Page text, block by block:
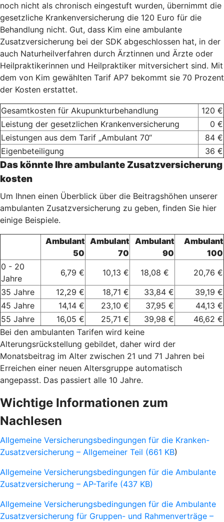
noch nicht als chronisch eingestuft wurden, übernimmt die
gesetzliche Krankenversicherung die 120 Euro für die
Behandlung nicht. Gut, dass Kim eine ambulante
Zusatzversicherung bei der SDK abgeschlossen hat, in der
auch Naturheilverfahren durch Ärztinnen und Ärzte oder
Heilpraktikerinnen und Heilpraktiker mitversichert sind. Mit
dem von Kim gewählten Tarif AP7 bekommt sie 70 Prozent
der Kosten erstattet.
Gesamtkosten für Akupunkturbehandlung
120 €
Leistung der gesetzlichen Krankenversicherung
0 €
Leistungen aus dem Tarif „Ambulant 70“
84 €
Eigenbeteiligung
36 €
Das könnte Ihre ambulante Zusatzversicherung
kosten
Um Ihnen einen Überblick über die Beitragshöhen unserer
ambulanten Zusatzversicherung zu geben, finden Sie hier
einige Beispiele.
Ambulant
50
Ambulant
70
Ambulant
90
Ambulant
100
0 - 20
Jahre
6,79 € 10,13 € 18,08 €
20,76 €
35 Jahre
12,29 € 18,71 € 33,84 €
39,19 €
45 Jahre
14,14 € 23,10 € 37,95 €
44,13 €
55 Jahre
16,05 € 25,71 € 39,98 €
46,62 €
Bei den ambulanten Tarifen wird keine
Alterungsrückstellung gebildet, daher wird der
Monatsbeitrag im Alter zwischen 21 und 71 Jahren bei
Erreichen einer neuen Altersgruppe automatisch
angepasst. Das passiert alle 10 Jahre.
Wichtige Informationen zum
Nachlesen
Allgemeine Versicherungsbedingungen für die Kranken-
Zusatzversicherung – Allgemeiner Teil (661 KB)
Allgemeine Versicherungsbedingungen für die Ambulante
Zusatzversicherung – AP-Tarife (437 KB)
Allgemeine Versicherungsbedingungen für die Ambulante
Zusatzversicherung für Gruppen- und Rahmenverträge –